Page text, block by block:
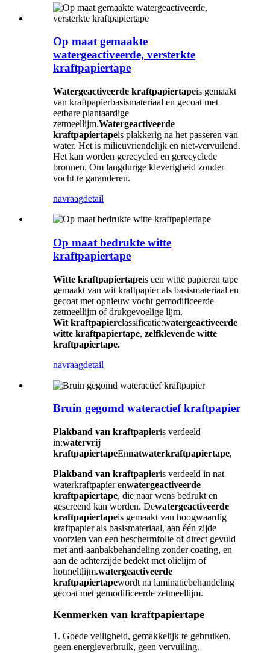
Op maat gemaakte
watergeactiveerde, versterkte
kraftpapiertape
Watergeactiveerde kraftpapiertapeis gemaakt
van kraftpapierbasismateriaal en gecoat met
eetbare plantaardige
zetmeellijm.Watergeactiveerde
kraftpapiertapeis plakkerig na het passeren van
water. Het is milieuvriendelijk en niet-vervuilend.
Het kan worden gerecycled en gerecyclede
bronnen. Om langdurige kleverigheid zonder
vocht te garanderen.
navraagdetail
Op maat bedrukte witte
kraftpapiertape
Witte kraftpapiertapeis een witte papieren tape
gemaakt van wit kraftpapier als basismateriaal en
gecoat met opnieuw vocht gemodificeerde
zetmeellijm of drukgevoelige lijm.
Wit kraftpapierclassificatie:watergeactiveerde
witte kraftpapiertape, zelfklevende witte
kraftpapiertape.
navraagdetail
Bruin gegomd wateractief kraftpapier
Plakband van kraftpapieris verdeeld
in:watervrij
kraftpapiertapeEnnatwaterkraftpapiertape,
Plakband van kraftpapieris verdeeld in nat
waterkraftpapier enwatergeactiveerde
kraftpapiertape, die naar wens bedrukt en
gescreend kan worden. Dewatergeactiveerde
kraftpapiertapeis gemaakt van hoogwaardig
kraftpapier als basismateriaal, aan één zijde
voorzien van een beschermfolie of direct gevuld
met anti-aanbakbehandeling zonder coating, en
aan de achterzijde bedekt met olielijm of
hotmeltlijm.watergeactiveerde
kraftpapiertapewordt na laminatiebehandeling
gecoat met gemodificeerde zetmeellijm.
Kenmerken van kraftpapiertape
1. Goede veiligheid, gemakkelijk te gebruiken,
geen energieverbruik, geen vervuiling.